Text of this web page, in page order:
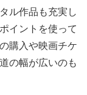
ル作品も充実し
イントを使って
購入や映画チケ
の幅が広いのも